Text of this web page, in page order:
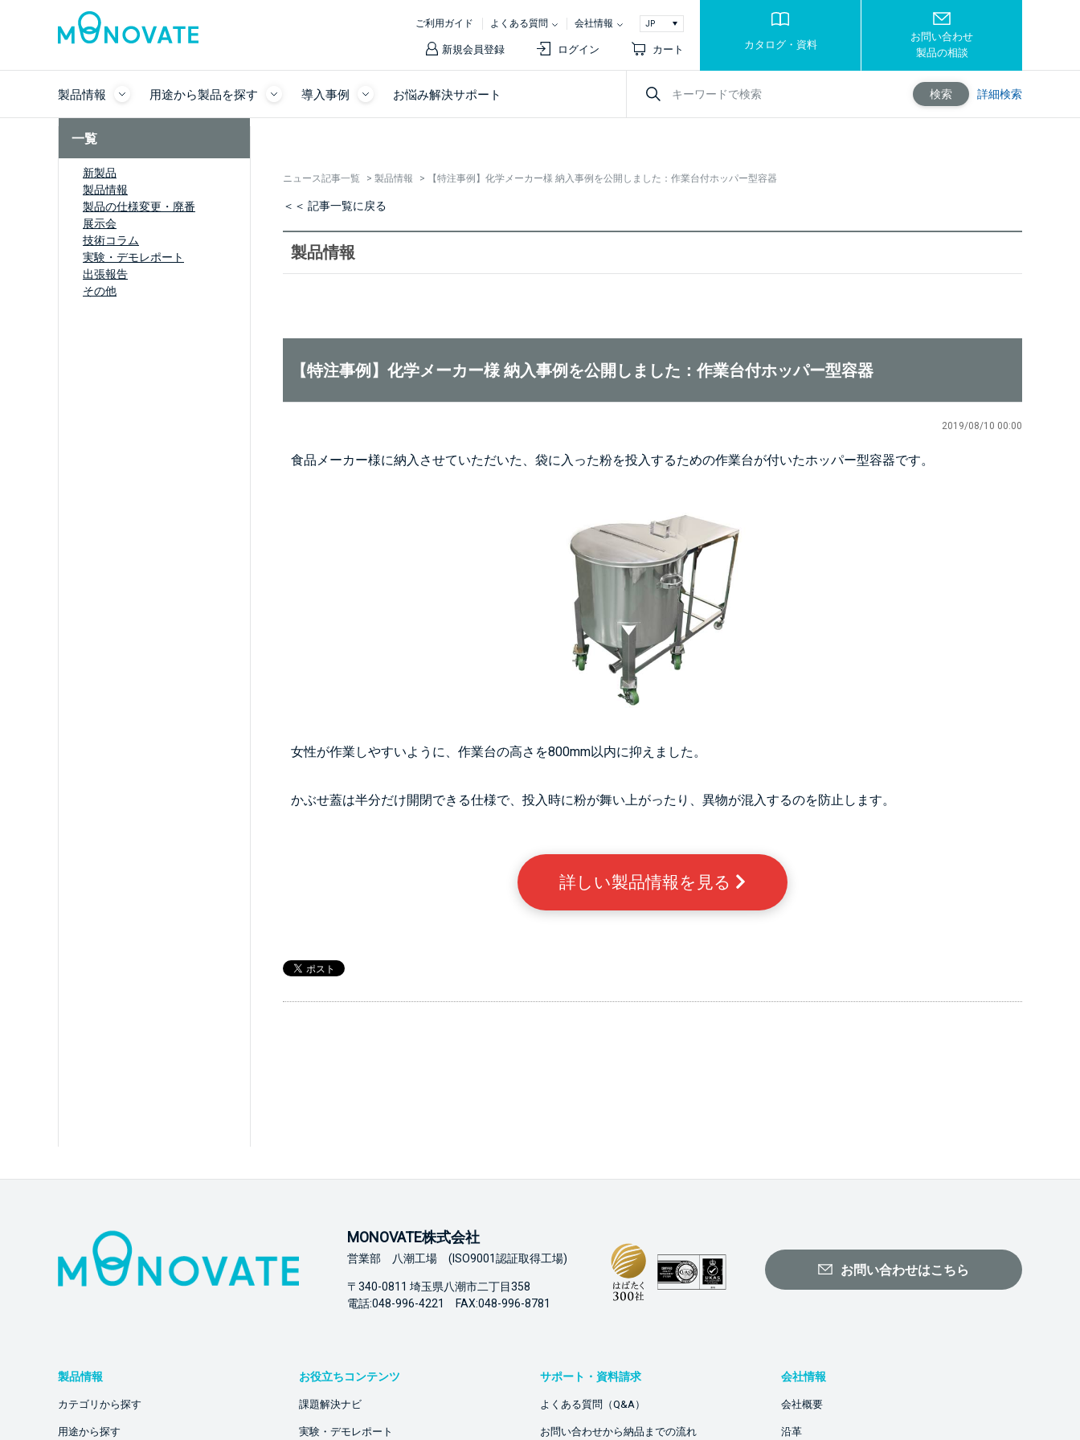
ご利用ガイド よくある質問 会社情報
新規会員登録 ログイン カート カタログ・資料
お問い合わせ
製品の相談
製品情報 用途から製品を探す 導入事例 お悩み解決サポート 検索 詳細検索
一覧
新製品
製品情報
製品の仕様変更・廃番
展示会
技術コラム
実験・デモレポート
出張報告
その他
ニュース記事一覧 > 製品情報 > 【特注事例】化学メーカー様 納入事例を公開しました：作業台付ホッパー型容器
＜＜ 記事一覧に戻る
製品情報
【特注事例】化学メーカー様 納入事例を公開しました：作業台付ホッパー型容器
2019/08/10 00:00
食品メーカー様に納入させていただいた、袋に入った粉を投入するための作業台が付いたホッパー型容器です。
女性が作業しやすいように、作業台の高さを800mm以内に抑えました。
かぶせ蓋は半分だけ開閉できる仕様で、投入時に粉が舞い上がったり、異物が混入するのを防止します。
詳しい製品情報を見る
MONOVATE株式会社
営業部 八潮工場 (ISO9001認証取得工場)
〒340-0811 埼玉県八潮市二丁目358
電話:048-996-4221 FAX:048-996-8781
お問い合わせはこちら
製品情報
カテゴリから探す
用途から探す
お役立ちコンテンツ
課題解決ナビ
実験・デモレポート
サポート・資料請求
よくある質問（Q&A）
お問い合わせから納品までの流れ
会社情報
会社概要
沿革